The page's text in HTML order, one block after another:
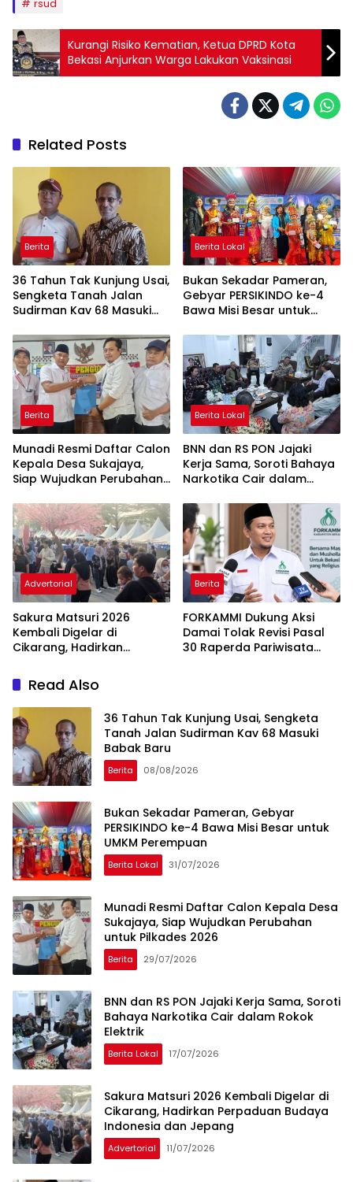
rsud
Kurangi Risiko Kematian, Ketua DPRD Kota
Bekasi Anjurkan Warga Lakukan Vaksinasi
Related Posts
Berita
36 Tahun Tak Kunjung Usai,
Sengketa Tanah Jalan
Sudirman Kav 68 Masuki
Berita Lokal
Bukan Sekadar Pameran,
Gebyar PERSIKINDO ke-4
Bawa Misi Besar untuk
Berita
Munadi Resmi Daftar Calon
Kepala Desa Sukajaya,
Siap Wujudkan Perubahan
Berita Lokal
BNN dan RS PON Jajaki
Kerja Sama, Soroti Bahaya
Narkotika Cair dalam
Advertorial
Sakura Matsuri 2026
Kembali Digelar di
Cikarang, Hadirkan
Indonesia dan Jepang
Berita
FORKAMMI Dukung Aksi
Damai Tolak Revisi Pasal
30 Raperda Pariwisata
Read Also
36 Tahun Tak Kunjung Usai, Sengketa
Tanah Jalan Sudirman Kav 68 Masuki
Babak Baru
Berita 08/08/2026
Bukan Sekadar Pameran, Gebyar
PERSIKINDO ke-4 Bawa Misi Besar untuk
UMKM Perempuan
Berita Lokal 31/07/2026
Munadi Resmi Daftar Calon Kepala Desa
Sukajaya, Siap Wujudkan Perubahan
untuk Pilkades 2026
Berita 29/07/2026
BNN dan RS PON Jajaki Kerja Sama, Soroti
Bahaya Narkotika Cair dalam Rokok
Elektrik
Berita Lokal 17/07/2026
Sakura Matsuri 2026 Kembali Digelar di
Cikarang, Hadirkan Perpaduan Budaya
Indonesia dan Jepang
Advertorial 11/07/2026